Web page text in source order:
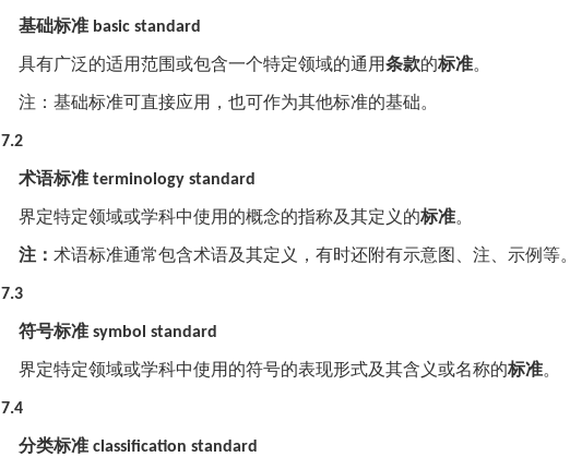
基础标准 basic standard
具有广泛的适用范围或包含一个特定领域的通用条款的标准。
注：基础标准可直接应用，也可作为其他标准的基础。
7.2
术语标准 terminology standard
界定特定领域或学科中使用的概念的指称及其定义的标准。
注： 术语标准通常包含术语及其定义，有时还附有示意图、注、示例等。
7.3
符号标准 symbol standard
界定特定领域或学科中使用的符号的表现形式及其含义或名称的标准。
7.4
分类标准 classification standard